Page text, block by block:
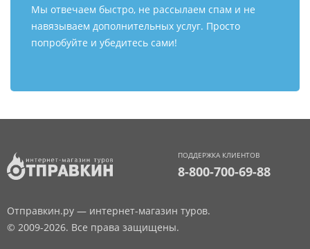
Мы отвечаем быстро, не рассылаем спам и не
навязываем дополнительных услуг. Просто
попробуйте и убедитесь сами!
ПОДДЕРЖКА КЛИЕНТОВ
8-800-700-69-88
Отправкин.ру — интернет-магазин туров.
© 2009-2026. Все права защищены.